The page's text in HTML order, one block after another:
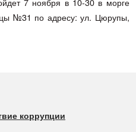
№31 по адресу: ул. Цюрупы,
коррупции